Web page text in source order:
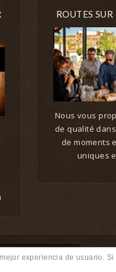
ROUTES
Nous vous
de qualité
de moments
uniques
Ribertour S.L.
experiencia de usuario.